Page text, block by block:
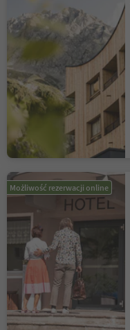
Możliwość rezerwacji online